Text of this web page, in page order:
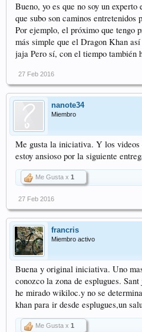
Bueno, yo es que no soy un
que subo son caminos
Por ejemplo, el próximo que tengo
más simple que el Dragon Khan
jaja Pero sí, con el tiempo también
27 Feb 2016
nanote34
Miembro
Me gusta la iniciativa. Y los videos
estoy ansioso por la siguiente
Me Gusta x 1
27 Feb 2016
francris
Miembro activo
Buena y original iniciativa. Uno
conozco la zona de esplugues.
he mirado wikiloc.y no se
khan para ir desde esplugues,un
Me Gusta x 1